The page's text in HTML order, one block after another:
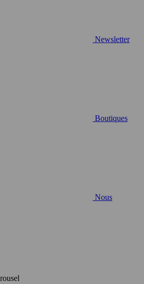
Newsletter
Boutiques
Nous